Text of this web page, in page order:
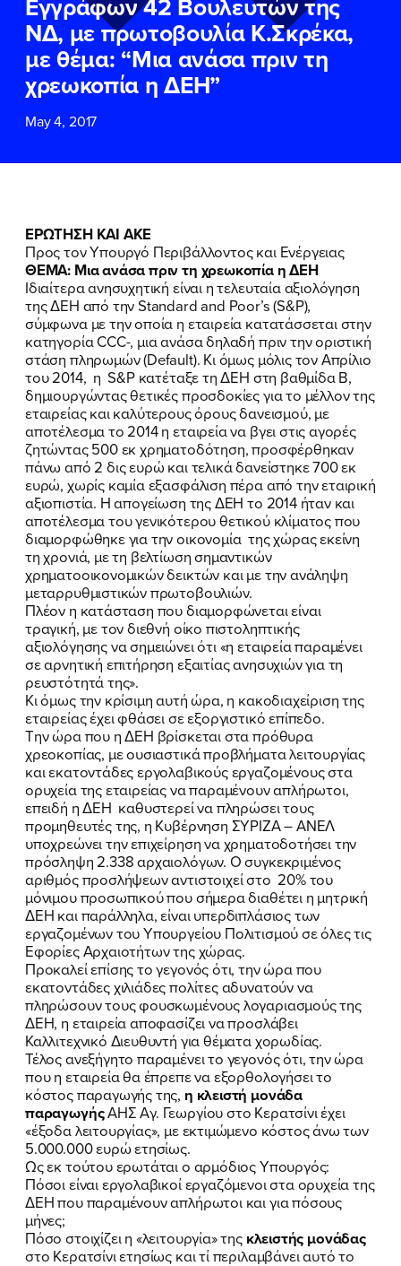
ΠΟΙΑ ΕΙΜΑΙ
ΕΡΓΟ
ΕΚΔΗΛΩΣΕΙΣ
ΝΕΑ
ΕΛΑ ΚΙ ΕΣΥ
FB IN TW YT LN VB TIKTOK
ΝΔ, με πρωτοβουλία Κ.Σκρέκα,
με θέμα: “Μια ανάσα πριν τη
χρεωκοπία η ΔΕΗ”
May 4, 2017
ΕΡΩΤΗΣΗ ΚΑΙ ΑΚΕ
Προς τον Υπουργό Περιβάλλοντος και Ενέργειας
ΘΕΜΑ: Μια ανάσα πριν τη χρεωκοπία η ΔΕΗ
Ιδιαίτερα ανησυχητική είναι η τελευταία αξιολόγηση
της ΔΕΗ από την Standard and Poor’s (S&P),
σύμφωνα με την οποία η εταιρεία κατατάσσεται στην
κατηγορία CCC-, μια ανάσα δηλαδή πριν την οριστική
στάση πληρωμών (Default). Κι όμως μόλις τον Απρίλιο
του 2014, η S&P κατέταξε τη ΔΕΗ στη βαθμίδα Β,
δημιουργώντας θετικές προσδοκίες για το μέλλον της
εταιρείας και καλύτερους όρους δανεισμού, με
αποτέλεσμα το 2014 η εταιρεία να βγει στις αγορές
ζητώντας 500 εκ χρηματοδότηση, προσφέρθηκαν
πάνω από 2 δις ευρώ και τελικά δανείστηκε 700 εκ
ευρώ, χωρίς καμία εξασφάλιση πέρα από την εταιρική
αξιοπιστία. Η απογείωση της ΔΕΗ το 2014 ήταν και
αποτέλεσμα του γενικότερου θετικού κλίματος που
διαμορφώθηκε για την οικονομία της χώρας εκείνη
τη χρονιά, με τη βελτίωση σημαντικών
χρηματοοικονομικών δεικτών και με την ανάληψη
μεταρρυθμιστικών πρωτοβουλιών.
Πλέον η κατάσταση που διαμορφώνεται είναι
τραγική, με τον διεθνή οίκο πιστοληπτικής
αξιολόγησης να σημειώνει ότι «η εταιρεία παραμένει
σε αρνητική επιτήρηση εξαιτίας ανησυχιών για τη
ρευστότητά της».
Κι όμως την κρίσιμη αυτή ώρα, η κακοδιαχείριση της
εταιρείας έχει φθάσει σε εξοργιστικό επίπεδο.
Την ώρα που η ΔΕΗ βρίσκεται στα πρόθυρα
χρεοκοπίας, με ουσιαστικά προβλήματα λειτουργίας
και εκατοντάδες εργολαβικούς εργαζομένους στα
ορυχεία της εταιρείας να παραμένουν απλήρωτοι,
επειδή η ΔΕΗ καθυστερεί να πληρώσει τους
προμηθευτές της, η Κυβέρνηση ΣΥΡΙΖΑ – ΑΝΕΛ
υποχρεώνει την επιχείρηση να χρηματοδοτήσει την
πρόσληψη 2.338 αρχαιολόγων. Ο συγκεκριμένος
αριθμός προσλήψεων αντιστοιχεί στο 20% του
μόνιμου προσωπικού που σήμερα διαθέτει η μητρική
ΔΕΗ και παράλληλα, είναι υπερδιπλάσιος των
εργαζομένων του Υπουργείου Πολιτισμού σε όλες τις
Εφορίες Αρχαιοτήτων της χώρας.
Προκαλεί επίσης το γεγονός ότι, την ώρα που
εκατοντάδες χιλιάδες πολίτες αδυνατούν να
πληρώσουν τους φουσκωμένους λογαριασμούς της
ΔΕΗ, η εταιρεία αποφασίζει να προσλάβει
Καλλιτεχνικό Διευθυντή για θέματα χορωδίας.
Τέλος ανεξήγητο παραμένει το γεγονός ότι, την ώρα
που η εταιρεία θα έπρεπε να εξορθολογήσει το
κόστος παραγωγής της, η κλειστή μονάδα
παραγωγήςΑΗΣ Αγ. Γεωργίου στο Κερατσίνι έχει
«έξοδα λειτουργίας», με εκτιμώμενο κόστος άνω των
5.000.000 ευρώ ετησίως.
Ως εκ τούτου ερωτάται ο αρμόδιος Υπουργός:
Πόσοι είναι εργολαβικοί εργαζόμενοι στα ορυχεία της
ΔΕΗ που παραμένουν απλήρωτοι και για πόσους
μήνες;
Πόσο στοιχίζει η «λειτουργία» της κλειστής μονάδας
στο Κερατσίνι ετησίως και τί περιλαμβάνει αυτό το
ΕΠΙΘΕΤΟ*
ΤΗΛΕΦΩΝΟ
Χρήσηςτου δικτυακού τόπου του
Πολιτικού Γραφείου της Βουλευτού
Νίκης Κεραμέως
ΥΠΟΒΟΛΗ
ΕΠΙΘΕΤΟ*
ΤΗΛΕΦΩΝΟ
Χρήσηςτου δικτυακού τόπου του
Πολιτικού Γραφείου της Βουλευτού
Νίκης Κεραμέως
ΥΠΟΒΟΛΗ